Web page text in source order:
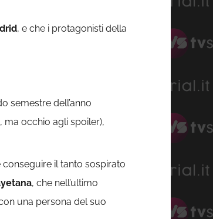
, e che i protagonisti della
semestre dell’anno
occhio agli spoiler),
il tanto sospirato
, che nell’ultimo
una persona del suo